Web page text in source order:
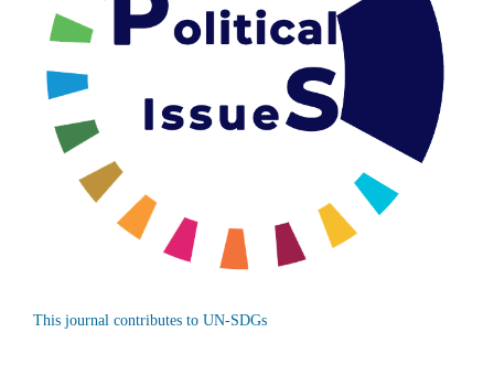
This journal contributes to UN-SDGs